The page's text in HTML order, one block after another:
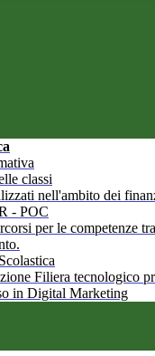
classi
nell'ambito dei
- POC
per le competenze
Filiera tecnologico
in Digital Marketing